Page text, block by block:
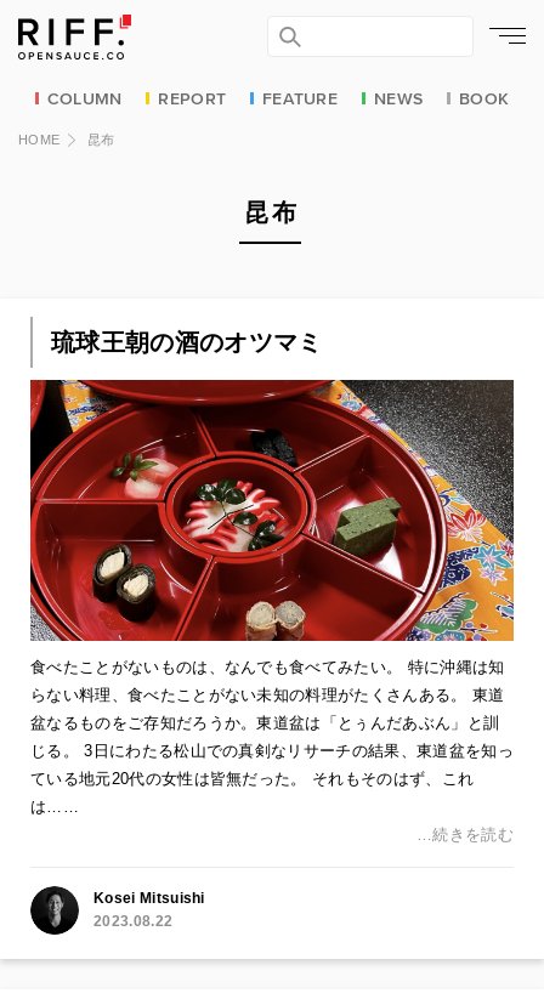
COLUMN REPORT FEATURE NEWS BOOK
HOME 昆布
昆布
琉球王朝の酒のオツマミ
食べたことがないものは、なんでも食べてみたい。 特に沖縄は知
らない料理、食べたことがない未知の料理がたくさんある。 東道
盆なるものをご存知だろうか。東道盆は「とぅんだあぶん」と訓
じる。 3日にわたる松山での真剣なリサーチの結果、東道盆を知っ
ている地元20代の女性は皆無だった。 それもそのはず、これ
は……
…続きを読む
Kosei Mitsuishi
2023.08.22